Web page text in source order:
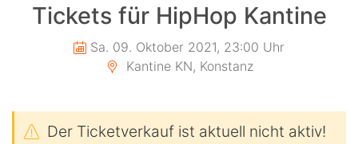
Tickets für HipHop Kantine
Sa. 09. Oktober 2021, 23:00 Uhr
Kantine KN, Konstanz
Der Ticketverkauf ist aktuell nicht aktiv!